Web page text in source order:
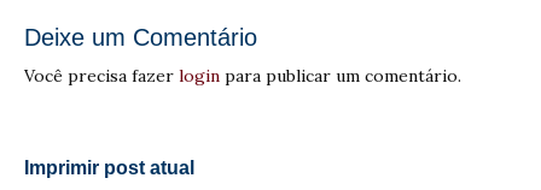
Deixe um Comentário
Você precisa fazer login para publicar um comentário.
Imprimir post atual